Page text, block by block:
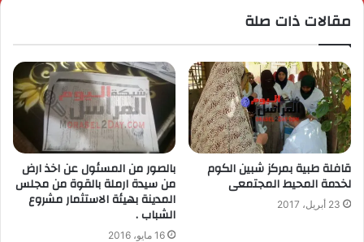
مقالات ذات صلة
قافلة طبية بمركز شبين الكوم
لخدمة المحيط المجتمعى
23 أبريل، 2017
بالصور من المسئول عن اخذ ارض
من سيدة ارملة بالقوة من مجلس
المدينة بهيئة الاستثمار مشروع
الشباب .
16 مايو، 2016